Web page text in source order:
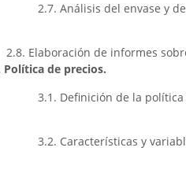
2.7. Análisis del envase y
2.8. Elaboración de informes
Política de precios.
3.1. Definición de la
3.2. Características y